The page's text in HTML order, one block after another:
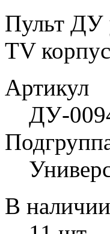
Пульт ДУ
TV
Артикул
ДУ-
В